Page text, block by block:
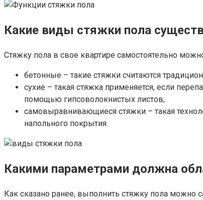
Какие виды стяжки пола
Стяжку пола в свое квартире самостоятельно
бетонные – такие стяжки считаются
сухие – такая стяжка применяется, если
помощью гипсоволокнистых листов;
самовыравнивающиеся стяжки – такая
напольного покрытия.
Какими параметрами должна
Как сказано ранее, выполнить стяжку пола можно